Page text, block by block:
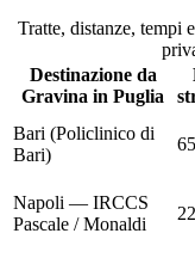
Tratte, distanze, tempi
Destinazione da
Gravina in Puglia
Bari (Policlinico di
Bari)
65
Napoli — IRCCS
Pascale / Monaldi